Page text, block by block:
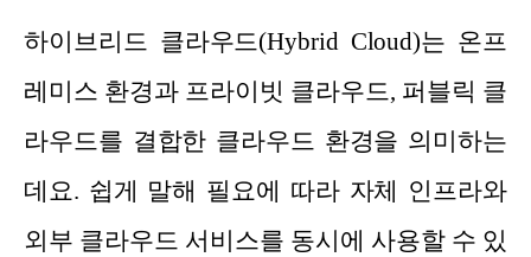
하이브리드 클라우드(Hybrid Cloud)는 온프
레미스 환경과 프라이빗 클라우드, 퍼블릭 클
라우드를 결합한 클라우드 환경을 의미하는
데요. 쉽게 말해 필요에 따라 자체 인프라와
외부 클라우드 서비스를 동시에 사용할 수 있